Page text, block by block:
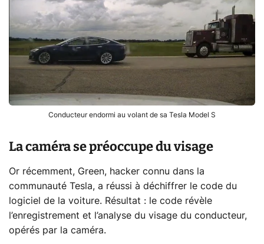
Conducteur endormi au volant de sa Tesla Model S
La caméra se préoccupe du visage
Or récemment, Green, hacker connu dans la
communauté Tesla, a réussi à déchiffrer le code du
logiciel de la voiture. Résultat : le code révèle
l’enregistrement et l’analyse du visage du conducteur,
opérés par la caméra.